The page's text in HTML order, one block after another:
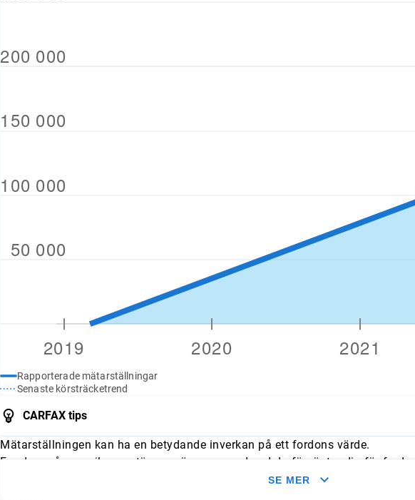
Rapporterade mätarställningar
Senaste körsträcketrend
CARFAX tips
Mätarställningen kan ha en betydande inverkan på ett fordons värde.
Fundera på om mileage stämmer överens med vad du förväntar dig för
och jämför avläsningarna med typliga årliga genomsnitt.
SE MER